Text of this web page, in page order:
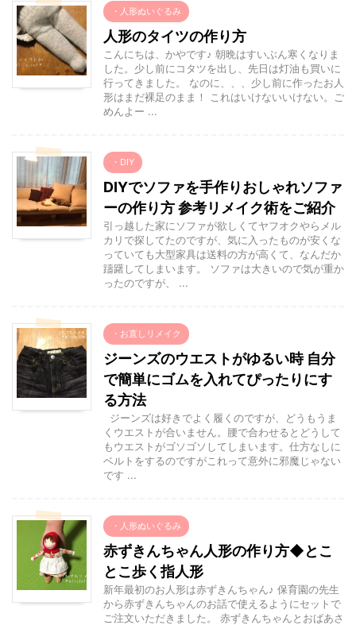
・人形ぬいぐるみ
人形のタイツの作り方
こんにちは、かやです♪ 朝晩はすいぶん寒くなりま
した。少し前にコタツを出し、先日は灯油も買いに
行ってきました。 なのに、、、少し前に作ったお人
形はまだ裸足のまま！ これはいけないいけない。ご
めんよー ...
・DIY
DIYでソファを手作りおしゃれソファ
ーの作り方 参考リメイク術をご紹介
引っ越した家にソファが欲しくてヤフオクやらメル
カリで探してたのですが、気に入ったものが安くな
っていても大型家具は送料の方が高くて、なんだか
躊躇してしまいます。 ソファは大きいので気が重か
ったのですが、 ...
・お直しリメイク
ジーンズのウエストがゆるい時 自分
で簡単にゴムを入れてぴったりにす
る方法
ジーンズは好きでよく履くのですが、どうもうま
くウエストが合いません。腰で合わせるとどうして
もウエストがゴソゴソしてしまいます。仕方なしに
ベルトをするのですがこれって意外に邪魔じゃない
です ...
・人形ぬいぐるみ
赤ずきんちゃん人形の作り方◆とこ
とこ歩く指人形
新年最初のお人形は赤ずきんちゃん♪ 保育園の先生
から赤ずきんちゃんのお話で使えるようにセットで
ご注文いただきました。 赤ずきんちゃんとおばあさ